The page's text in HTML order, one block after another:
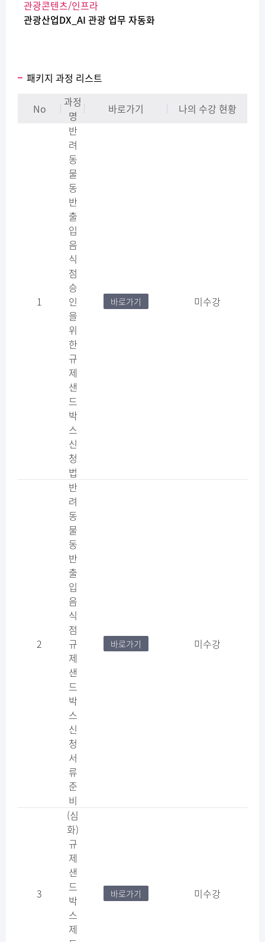
관광콘텐츠/인프라
관광산업DX_AI 관광 업무 자동화
패키지 과정 리스트
No
과정
명
바로가기 나의 수강 현황
1
반
려
동
물
동
반
출
입
음
식
점
승
인
을
위
한
규
제
샌
드
박
스
신
청
법
바로가기 미수강
2
반
려
동
물
동
반
출
입
음
식
점
규
제
샌
드
박
스
신
청
서
류
준
비
바로가기 미수강
3
(심
화)
규
제
샌
드
박
스
제
바로가기 미수강